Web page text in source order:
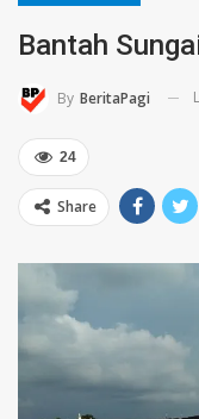
Bantah
By BeritaPagi
24
Share